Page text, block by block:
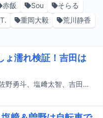
赤飯 Sou
そらる
重岡大毅
荒川静香
ょ濡れ検証！吉田は
本日7月20日に日本テレビ系で放送される「ヒルナンデス！」に、M!LKの佐野勇斗、塩﨑太智、吉田仁人がVTR出演する。